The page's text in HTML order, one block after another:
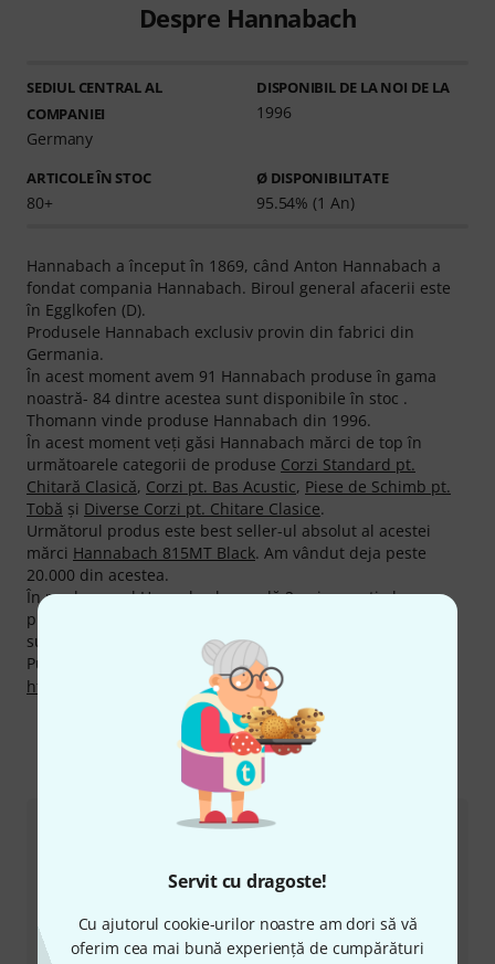
Servit cu dragoste!
Cu ajutorul cookie-urilor noastre am dori să vă
oferim cea mai bună experiență de cumpărături
Despre Hannabach
SEDIUL CENTRAL AL
COMPANIEI
Germany
DISPONIBIL DE LA NOI DE LA
1996
ARTICOLE ÎN STOC
80+
Ø DISPONIBILITATE
95.54% (1 An)
Hannabach a început în 1869, când Anton Hannabach a
fondat compania Hannabach. Biroul general afacerii este
în Egglkofen (D).
Produsele Hannabach exclusiv provin din fabrici din
Germania.
În acest moment avem 91 Hannabach produse în gama
noastră- 84 dintre acestea sunt disponibile în stoc .
Thomann vinde produse Hannabach din 1996.
În acest moment veţi găsi Hannabach mărci de top în
următoarele categorii de produse Corzi Standard pt.
Chitară Clasică, Corzi pt. Bas Acustic, Piese de Schimb pt.
Tobă şi Diverse Corzi pt. Chitare Clasice.
Următorul produs este best seller-ul absolut al acestei
mărci Hannabach 815MT Black. Am vândut deja peste
20.000 din acestea.
În mod normal Hannabach acordă 2 ani garanţie la
produsele sale însă prin garanţia de 3 ani la Thomann
sunteţi acoperiţi pentru încă un an an în plus.
Puteți găsi mai multe informații despre producător pe
http://www.hannabach-strings.com
Ne puteți contacta astfel